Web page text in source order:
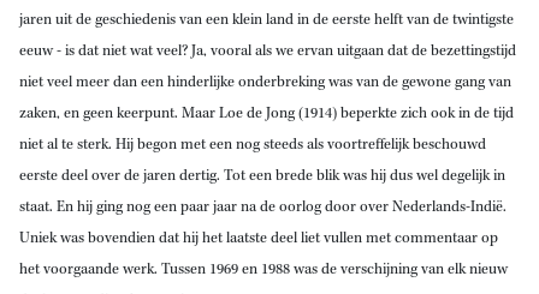
jaren uit de geschiedenis van een klein land in de eerste helft van de twintigste
eeuw - is dat niet wat veel? Ja, vooral als we ervan uitgaan dat de bezettingstijd
niet veel meer dan een hinderlijke onderbreking was van de gewone gang van
zaken, en geen keerpunt. Maar Loe de Jong (1914) beperkte zich ook in de tijd
niet al te sterk. Hij begon met een nog steeds als voortreffelijk beschouwd
eerste deel over de jaren dertig. Tot een brede blik was hij dus wel degelijk in
staat. En hij ging nog een paar jaar na de oorlog door over Nederlands-Indië.
Uniek was bovendien dat hij het laatste deel liet vullen met commentaar op
het voorgaande werk. Tussen 1969 en 1988 was de verschijning van elk nieuw